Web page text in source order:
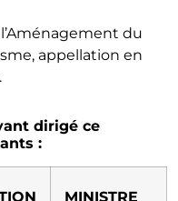
du
appellation en
dirigé ce
:
MINISTRE